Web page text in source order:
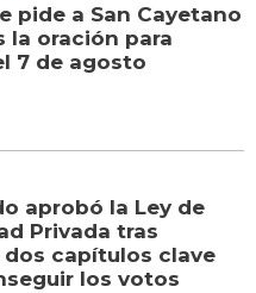
pide a San Cayetano
la oración para
7 de agosto
aprobó la Ley de
Privada tras
dos capítulos clave
los votos